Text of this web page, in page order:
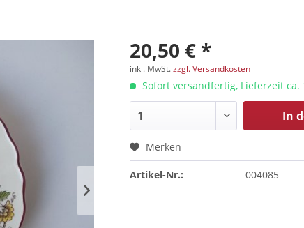
20,50 € *
inkl. MwSt.zzgl. Versandkosten
Sofort versandfertig, Lieferzeit ca.
In
Merken
Artikel-Nr.: 004085